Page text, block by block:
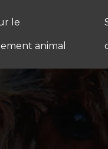
le
animal